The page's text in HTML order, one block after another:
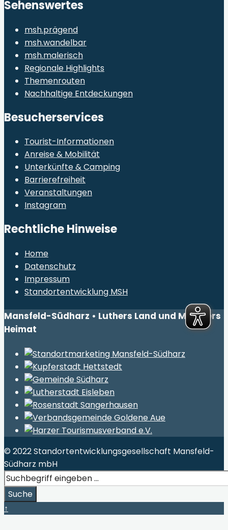
Sehenswertes
msh.prägend
msh.wandelbar
msh.malerisch
Regionale Highlights
Themenrouten
Nachhaltige Entdeckungen
Besucherservices
Tourist-Informationen
Anreise & Mobilität
Unterkünfte & Camping
Barrierefreiheit
Veranstaltungen
Instagram
Rechtliche Hinweise
Home
Datenschutz
Impressum
Standortentwicklung MSH
Mansfeld-Südharz • Luthers Land und Müntzers
Heimat
© 2022 Standortentwicklungsgesellschaft Mansfeld-
Südharz mbH
Search
for:
Suche
Close
↑